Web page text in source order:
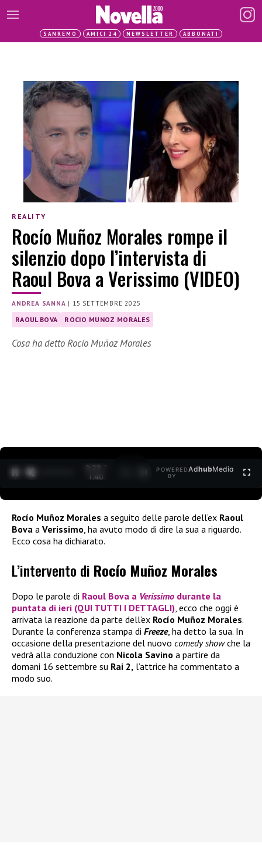
SANREMO AMICI 24 NEWSLETTER ABBONATI
REALITY
Rocío Muñoz Morales rompe il
silenzio dopo l’intervista di
Raoul Bova a Verissimo (VIDEO)
ANDREA SANNA | 15 SETTEMBRE 2025
RAOUL BOVA ROCIO MUNOZ MORALES
Cosa ha detto Rocío Muñoz Morales
0:30 /
1:40
POWERED
BY
AdhubMedia
Rocío Muñoz Morales a seguito delle parole dell’ex Raoul
Bova a Verissimo , ha avuto modo di dire la sua a riguardo.
Ecco cosa ha dichiarato.
L’intervento di Rocío Muñoz Morales
Dopo le parole di Raoul Bova a Verissimo durante la
puntata di ieri (QUI TUTTI I DETTAGLI), ecco che oggi è
arrivata la reazione da parte dell’ex Rocío Muñoz Morales.
Durante la conferenza stampa di Freeze, ha detto la sua. In
occasione della presentazione del nuovo comedy showche la
vedrà alla conduzione con Nicola Savino a partire da
domani 16 settembre su Rai 2, l’attrice ha commentato a
modo suo.